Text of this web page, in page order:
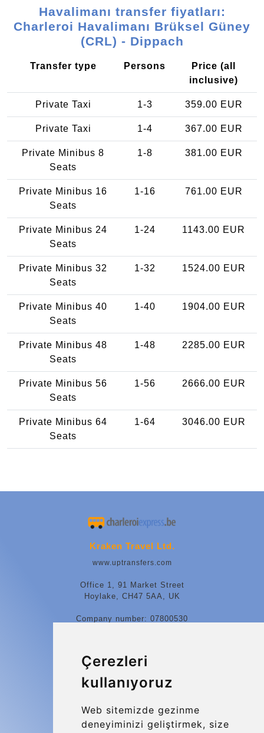
Çerezleri
kullanıyoruz
Web sitemizde gezinme
deneyiminizi geliştirmek, size
Havalimanı transfer fiyatları:
Charleroi Havalimanı Brüksel Güney
(CRL) - Dippach
Transfer type Persons
Price (all
inclusive)
Private Taxi 1-3 359.00 EUR
Private Taxi 1-4 367.00 EUR
Private Minibus 8
Seats
1-8 381.00 EUR
Private Minibus 16
Seats
1-16 761.00 EUR
Private Minibus 24
Seats
1-24 1143.00 EUR
Private Minibus 32
Seats
1-32 1524.00 EUR
Private Minibus 40
Seats
1-40 1904.00 EUR
Private Minibus 48
Seats
1-48 2285.00 EUR
Private Minibus 56
Seats
1-56 2666.00 EUR
Private Minibus 64
Seats
1-64 3046.00 EUR
Kraken Travel Ltd.
www.uptransfers.com
Office 1, 91 Market Street
Hoylake, CH47 5AA, UK
Company number: 07800530
More
Blog